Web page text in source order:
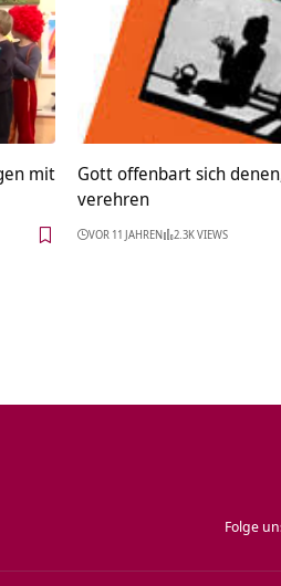
mit
Gott offenbart sich
verehren
VOR 11 JAHREN 2.3K VIEWS
Folge